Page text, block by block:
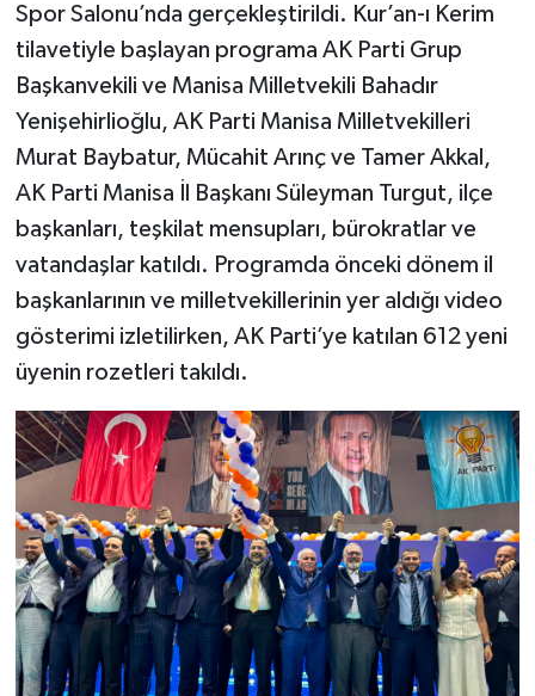
Spor Salonu’nda gerçekleştirildi. Kur’an-ı Kerim
tilavetiyle başlayan programa AK Parti Grup
Başkanvekili ve Manisa Milletvekili Bahadır
Yenişehirlioğlu, AK Parti Manisa Milletvekilleri
Murat Baybatur, Mücahit Arınç ve Tamer Akkal,
AK Parti Manisa İl Başkanı Süleyman Turgut, ilçe
başkanları, teşkilat mensupları, bürokratlar ve
vatandaşlar katıldı. Programda önceki dönem il
başkanlarının ve milletvekillerinin yer aldığı video
gösterimi izletilirken, AK Parti’ye katılan 612 yeni
üyenin rozetleri takıldı.